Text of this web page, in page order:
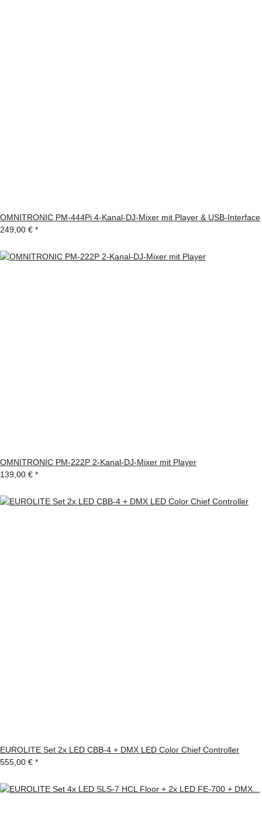
OMNITRONIC PM-444Pi 4-Kanal-DJ-Mixer mit Player & USB-Interface
249,00 € *
OMNITRONIC PM-222P 2-Kanal-DJ-Mixer mit Player
139,00 € *
EUROLITE Set 2x LED CBB-4 + DMX LED Color Chief Controller
555,00 € *